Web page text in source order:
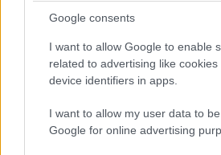
Google consents
I want to allow Google to enable
related to advertising like
device identifiers in apps.
I want to allow my user data to
Google for online advertising
ΓΕΝΟΚΤΟΝΙΑ
Η οικογένεια Γκαζαριάν στη
Μια φωτογραφία-ντοκουμέντο